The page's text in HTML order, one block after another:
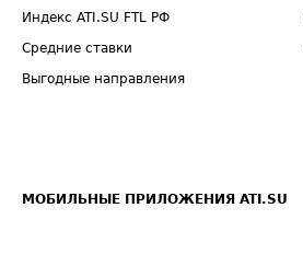
Индекс ATI.SU FTL РФ
Средние ставки
Выгодные направления
МОБИЛЬНЫЕ ПРИЛОЖЕНИЯ ATI.SU